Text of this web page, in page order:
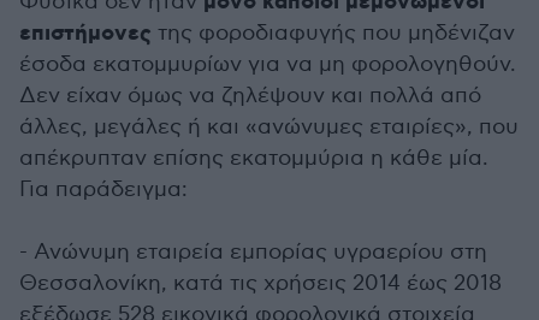
επιστήμονες της φοροδιαφυγής που μηδένιζαν
έσοδα εκατομμυρίων για να μη φορολογηθούν.
Δεν είχαν όμως να ζηλέψουν και πολλά από
άλλες, μεγάλες ή και «ανώνυμες εταιρίες», που
απέκρυπταν επίσης εκατομμύρια η κάθε μία.
Για παράδειγμα:
- Ανώνυμη εταιρεία εμπορίας υγραερίου στη
Θεσσαλονίκη, κατά τις χρήσεις 2014 έως 2018
εξέδωσε 528 εικονικά φορολογικά στοιχεία